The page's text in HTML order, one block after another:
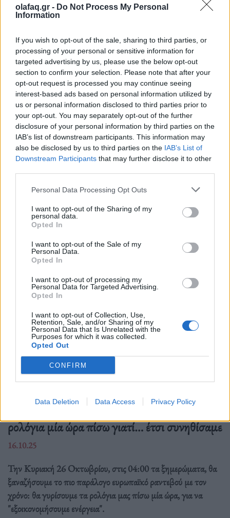
olafaq.gr - Do Not Process My Personal
Information
If you wish to opt-out of the sale, sharing to third parties, or
processing of your personal or sensitive information for
targeted advertising by us, please use the below opt-out
section to confirm your selection. Please note that after your
opt-out request is processed you may continue seeing
interest-based ads based on personal information utilized by
us or personal information disclosed to third parties prior to
your opt-out. You may separately opt-out of the further
disclosure of your personal information by third parties on the
IAB’s list of downstream participants. This information may
also be disclosed by us to third parties on the IAB’s List of
Downstream Participants that may further disclose it to other
Personal Data Processing Opt Outs
I want to opt-out of the Sharing of my
personal data.
Opted In
I want to opt-out of the Sale of my
Personal Data.
Opted In
I want to opt-out of processing my
Personal Data for Targeted Advertising.
Opted In
I want to opt-out of Collection, Use,
Retention, Sale, and/or Sharing of my
Personal Data that Is Unrelated with the
Purposes for which it was collected.
Opted Out
CONFIRM
Data Deletion Data Access Privacy Policy
Πηγή: ΑΠΕ-ΜΠΕ
Ακολουθήστε το OLAFAQ
στο Google News
Newsroom
Δείτε επίσης
ρολόγια μία ώρα πίσω γιατί… έτσι συνηθίσαμε
16.10.25
Την Κυριακή 26 Οκτωβρίου, στις 04:00 τα ξημερώματα, θα
ξαναζήσουμε το πιο παράλογο ευρωπαϊκό ραντεβού με τον
χρόνο: θα γυρίσουμε τα ρολόγια μας πίσω μία ώρα, για να
"εξοικονομήσουμε ενέργεια".